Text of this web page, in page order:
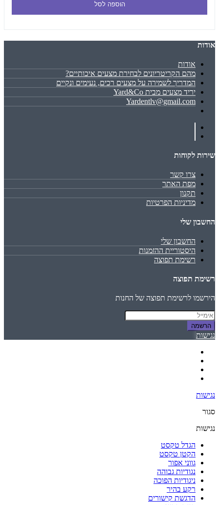
הוספה לסל
אודות
אודות
מהם הקריטריונים לבחירת מצעים איכותיים?
המדריך לשמירה על מצעים רכים, נעימים ונקיים
יריד מצעים מבית Yard&Co
Yardentlv@gmail.com
שירות לקוחות
צרו קשר
מפת האתר
תקנון
מדיניות הפרטיות
החשבון שלי
החשבון שלי
היסטוריית ההזמנות
רשימת תפוצה
רשימת תפוצה
הירשמו לרשימת תפוצה של החנות
הרשמה
נגישות
נגישות
סגור
נגישות
הגדל טקסט
הקטן טקסט
גווני אפור
נגודיות גבוהה
ניגודיות הפוכה
רקע בהיר
הדגשת קישורים